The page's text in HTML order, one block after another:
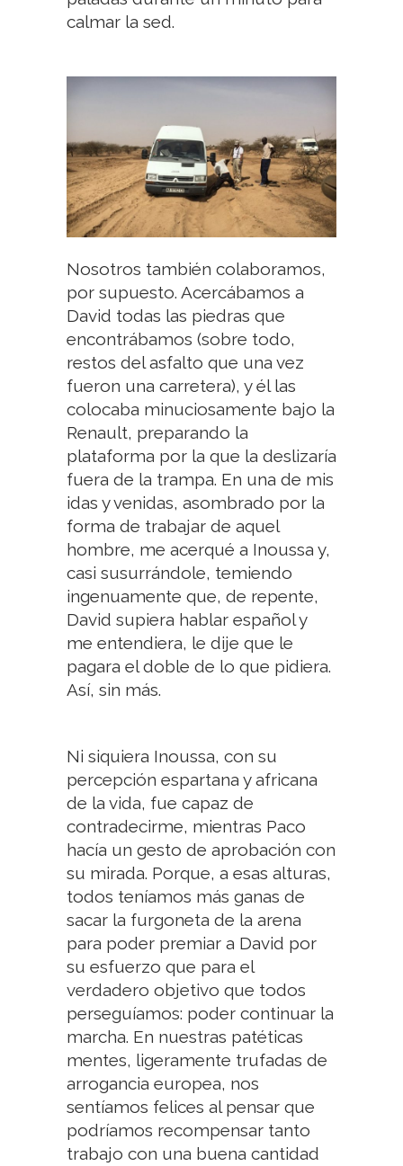
calmar la sed.
Nosotros también colaboramos,
por supuesto. Acercábamos a
David todas las piedras que
encontrábamos (sobre todo,
restos del asfalto que una vez
fueron una carretera), y él las
colocaba minuciosamente bajo la
Renault, preparando la
plataforma por la que la deslizaría
fuera de la trampa. En una de mis
idas y venidas, asombrado por la
forma de trabajar de aquel
hombre, me acerqué a Inoussa y,
casi susurrándole, temiendo
ingenuamente que, de repente,
David supiera hablar español y
me entendiera, le dije que le
pagara el doble de lo que pidiera.
Así, sin más.
Ni siquiera Inoussa, con su
percepción espartana y africana
de la vida, fue capaz de
contradecirme, mientras Paco
hacía un gesto de aprobación con
su mirada. Porque, a esas alturas,
todos teníamos más ganas de
sacar la furgoneta de la arena
para poder premiar a David por
su esfuerzo que para el
verdadero objetivo que todos
perseguíamos: poder continuar la
marcha. En nuestras patéticas
mentes, ligeramente trufadas de
arrogancia europea, nos
sentíamos felices al pensar que
podríamos recompensar tanto
trabajo con una buena cantidad